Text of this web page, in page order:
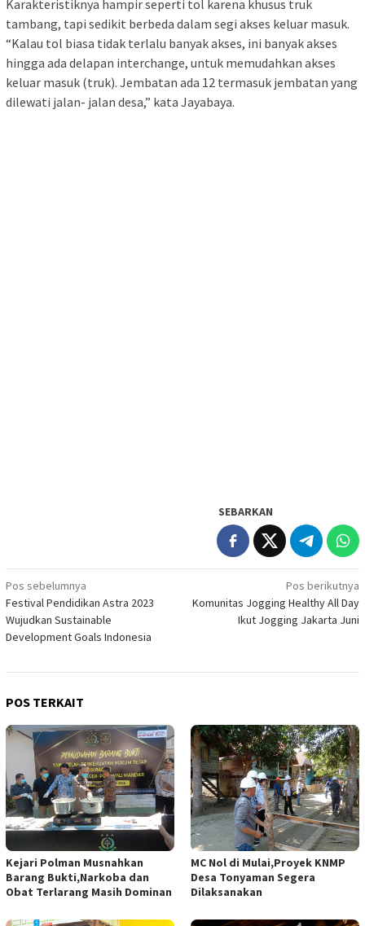
Karakteristiknya hampir seperti tol karena khusus truk
tambang, tapi sedikit berbeda dalam segi akses keluar masuk.
“Kalau tol biasa tidak terlalu banyak akses, ini banyak akses
hingga ada delapan interchange, untuk memudahkan akses
keluar masuk (truk). Jembatan ada 12 termasuk jembatan yang
dilewati jalan- jalan desa,” kata Jayabaya.
SEBARKAN
Navigasi
pos
Pos sebelumnya
Festival Pendidikan Astra 2023
Wujudkan Sustainable
Development Goals Indonesia
Pos berikutnya
Komunitas Jogging Healthy All Day
Ikut Jogging Jakarta Juni
POS TERKAIT
Kejari Polman Musnahkan
Barang Bukti,Narkoba dan
Obat Terlarang Masih Dominan
MC Nol di Mulai,Proyek KNMP
Desa Tonyaman Segera
Dilaksanakan